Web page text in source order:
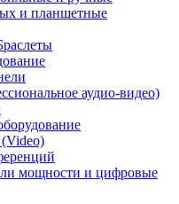
и планшетные
аудио-видео)
мощности и цифровые